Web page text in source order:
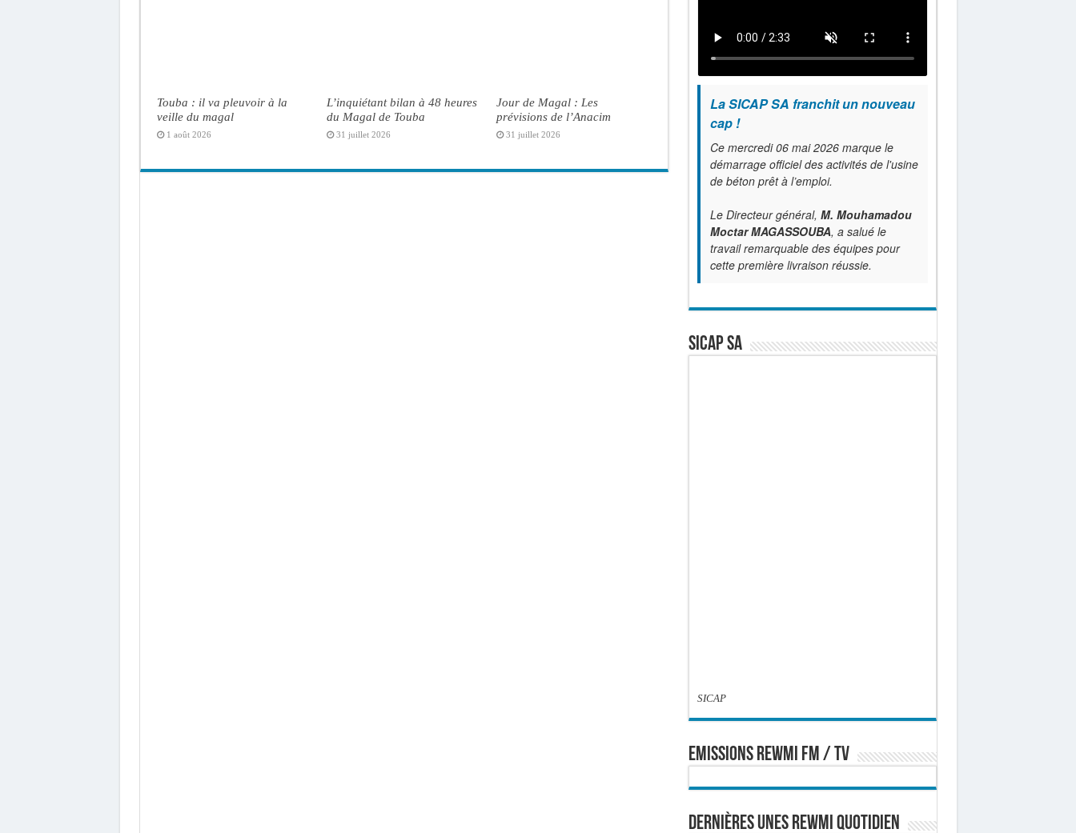
Touba : il va pleuvoir à la
veille du magal
1 août 2026
L’inquiétant bilan à 48 heures
du Magal de Touba
31 juillet 2026
Jour de Magal : Les
prévisions de l’Anacim
31 juillet 2026
La SICAP SA franchit un nouveau
cap !
Ce mercredi 06 mai 2026 marque le
démarrage officiel des activités de l'usine
de béton prêt à l’emploi.
Le Directeur général, M. Mouhamadou
Moctar MAGASSOUBA, a salué le
travail remarquable des équipes pour
cette première livraison réussie.
SICAP SA
SICAP
EMISSIONS REWMI FM / TV
Dernières Unes Rewmi Quotidien